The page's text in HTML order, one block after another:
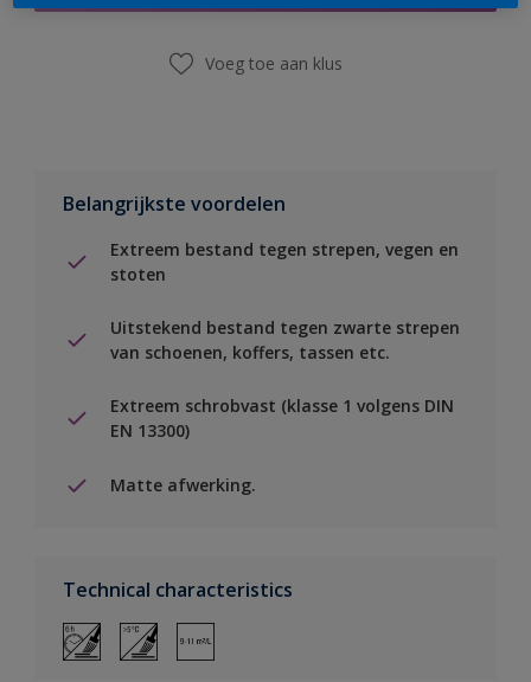
Voeg toe aan klus
Belangrijkste voordelen
Extreem bestand tegen strepen, vegen en
stoten
Uitstekend bestand tegen zwarte strepen
van schoenen, koffers, tassen etc.
Extreem schrobvast (klasse 1 volgens DIN
EN 13300)
Matte afwerking.
Technical characteristics